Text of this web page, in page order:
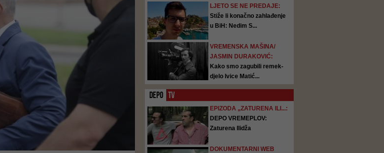
LJETO SE NE PREDAJE:
Stiže li konačno zahlađenje
u BiH: Nedim S...
VREMENSKA MAŠINA/
JASMIN DURAKOVIĆ:
Kako smo zagubili remek-
djelo Ivice Matić...
DEPO TV
EPIZODA „ZATURENA ILI...:
DEPO VREMEPLOV:
Zaturena Ilidža
DOKUMENTARNI WEB